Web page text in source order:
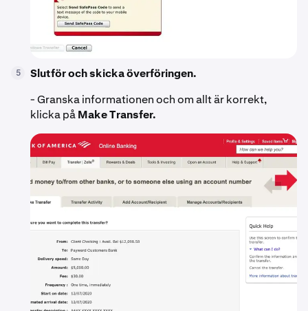
5
Slutför och skicka överföringen.
- Granska informationen och om allt är korrekt,
klicka påMake Transfer.